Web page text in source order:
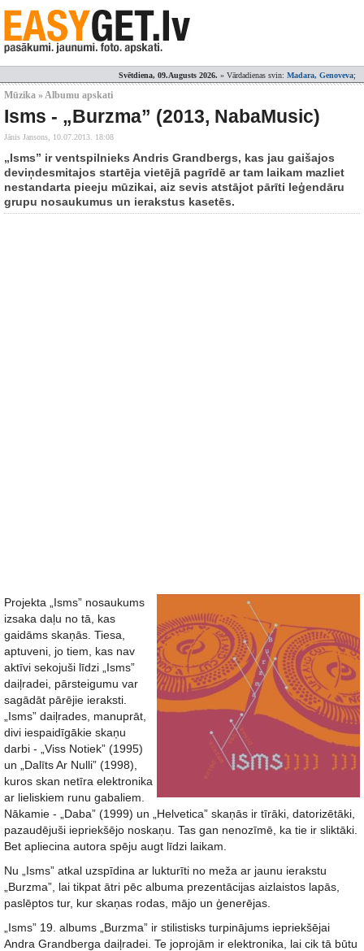
Svētdiena, 09.Augusts 2026. » Vārdadienas svin: Madara, Genoveva;
Mūzika » Albumu apskati
Isms - „Burzma” (2013, NabaMusic)
Jānis Jansons, 10.07.2013. 18:08
„Isms” ir ventspilnieks Andris Grandbergs, kas jau gaišajos
deviņdesmitajos startēja vietējā pagrīdē ar tam laikam mazliet
nestandarta pieeju mūzikai, aiz sevis atstājot pārīti leģendāru
grupu nosaukumus un ierakstus kasetēs.
Projekta „Isms” nosaukums
izsaka daļu no tā, kas
gaidāms skaņās. Tiesa,
aptuveni, jo tiem, kas nav
aktīvi sekojuši līdzi „Isms”
daiļradei, pārsteigumu var
sagādāt pārējie ieraksti.
„Isms” daiļrades, manuprāt,
divi iespaidīgākie skaņu
darbi - „Viss Notiek” (1995)
un „Dalīts Ar Nulli” (1998),
kuros skan netīra elektronika
ar lieliskiem runu gabaliem.
Nākamie - „Daba” (1999) un „Helvetica” skaņās ir tīrāki, datorizētāki,
pazaudējuši iepriekšējo noskaņu. Tas gan nenozīmē, ka tie ir sliktāki.
Bet apliecina autora spēju augt līdzi laikam.
Nu „Isms” atkal uzspīdina ar lukturīti no meža ar jaunu ierakstu
„Burzma”, lai tikpat ātri pēc albuma prezentācijas aizlaistos lapās,
paslēptos tur, kur skaņas rodas, mājo un ģenerējas.
„Isms” 19. albums „Burzma” ir stilistisks turpinājums iepriekšējai
Andra Grandberga daiļradei. Te joprojām ir elektronika, lai cik tā būtu